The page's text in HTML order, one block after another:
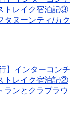
トレイク宿泊記③
タヌーンティ/カク
】インターコンチ
トレイク宿泊記②
ランとクラブラウ